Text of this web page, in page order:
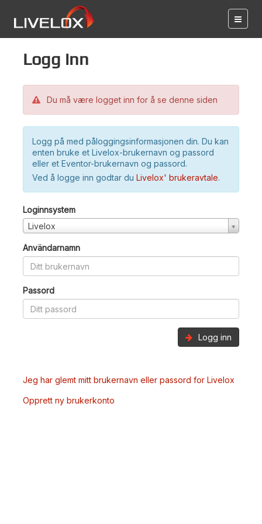
Logg inn
Du må være logget inn for å se denne siden
Logg på med påloggingsinformasjonen din. Du kan
enten bruke et Livelox-brukernavn og passord
eller et Eventor-brukernavn og passord.
Ved å logge inn godtar du Livelox' brukeravtale.
Loginnsystem
Livelox
Användarnamn
Passord
Logg inn
Jeg har glemt mitt brukernavn eller passord for Livelox
Opprett ny brukerkonto